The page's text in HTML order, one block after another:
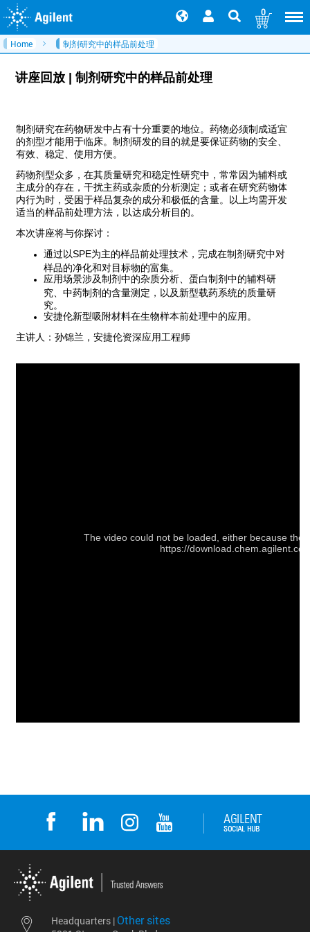
0
Home 制剂研究中的样品前处理
讲座回放 | 制剂研究中的样品前处理
Headquarters | Other sites